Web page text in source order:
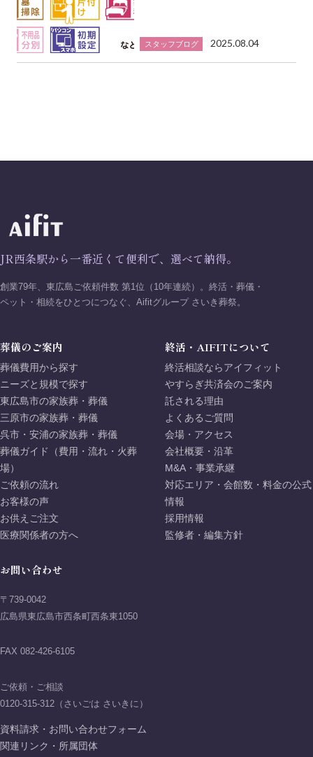
スタッフブログ 2025.08.04
JR西条駅から一番近くて便利で、選べて納得。
創業79年、東広島ご依頼件数 第1位（10年連続）。終活・葬儀・
ペット・相続をひとつにつなぐ、Aifitグループ さいき葬祭。
葬儀のご案内
葬儀費用から探す
ニーズと規模で探す
東広島市の家族葬・葬儀
三原市の家族葬・葬儀
呉市・安浦の家族葬・葬儀
葬儀ガイド（費用・流れ・火葬
場）
ご依頼の流れ
お客様の声
お供えご注文
医療関係者の方へ
終活・AIFITについて
終活相談ならアイフィット
やすらぎ共済会のご案内
託される理由
よくあるご質問
会場・アクセス
会社概要・沿革
M&A・事業承継
対応エリア・会館数・料金の公式
情報
採用情報
監修者・編集方針
お問い合わせ
〒739-0042
広島県東広島市西条町西条東1050
FAX 082-426-6105
ご依頼・ご相談
0120-315-312（さいごは さいきに）
資料請求・お問い合わせフォーム
関連リンク・所属団体